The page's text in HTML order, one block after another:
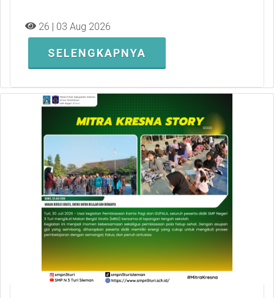
26 | 03 Aug 2026
SELENGKAPNYA